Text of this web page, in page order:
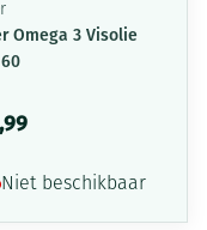
Omega 3 Visolie
Niet beschikbaar